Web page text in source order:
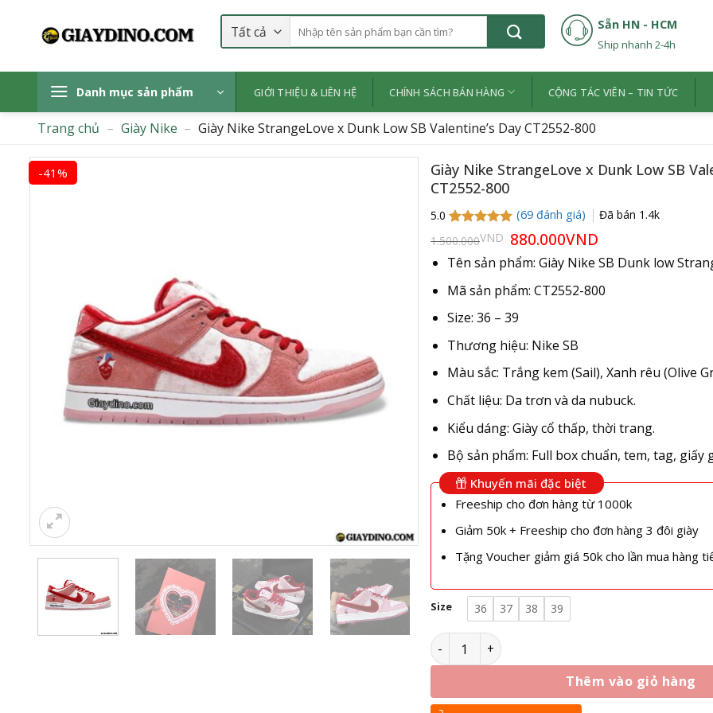
dung
Tìm
kiếm:
Sẵn HN - HCM
Ship nhanh 2-4h
Danh mục sản phẩm GIỚI THIỆU & LIÊN HỆ CHÍNH SÁCH BÁN HÀNG CỘNG TÁC VIÊN – TIN TỨC
Trang chủ – Giày Nike – Giày Nike StrangeLove x Dunk Low SB Valentine’s Day CT2552-800
-41%
Giày Nike StrangeLove x Dunk Low SB
CT2552-800
5.0
5.0trên 5
dựa trên
69
đánh giá
(69đánh giá) Đã bán 1.4k
1.500.000VND Giá
gốc
là:
1.500.000VND.
880.000VND
tại
là:
Tên sản phẩm: Giày Nike SB Dunk low
Mã sản phẩm: CT2552-800
Size: 36 – 39
Thương hiệu: Nike SB
Màu sắc: Trắng kem (Sail), Xanh rêu (Olive
Chất liệu: Da trơn và da nubuck.
Kiểu dáng: Giày cổ thấp, thời trang.
Bộ sản phẩm: Full box chuẩn, tem, tag, giấy
Khuyến mãi đặc biệt
Freeship cho đơn hàng từ 1000k
Giảm 50k + Freeship cho đơn hàng 3 đôi giày
Tặng Voucher giảm giá 50k cho lần mua hàng
Size 36 37 38 39
Giày Nike StrangeLove x Dunk Low SB
Thêm vào giỏ hàng